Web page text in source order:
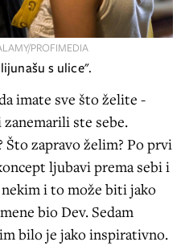
s ulice".
PROFIMEDIA
imate sve što želite -
ste sebe.
zapravo želim? Po prvi
ljubavi prema sebi i
i to može biti jako
bio Dev. Sedam
bilo je jako inspirativno.